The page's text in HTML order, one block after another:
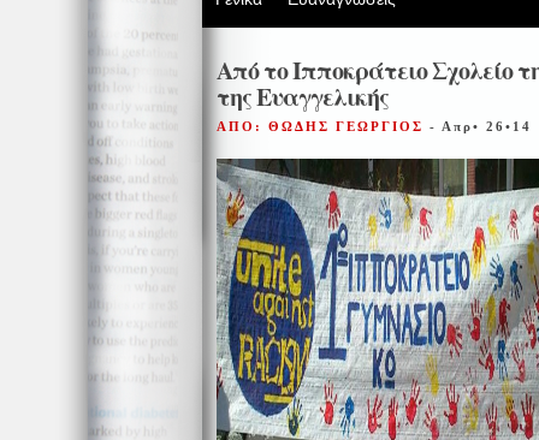
Από το Ιπποκράτειο Σχολείο
της Ευαγγελικής
ΑΠΟ: ΘΩΔΗΣ ΓΕΩΡΓΙΟΣ - Απρ• 26•14